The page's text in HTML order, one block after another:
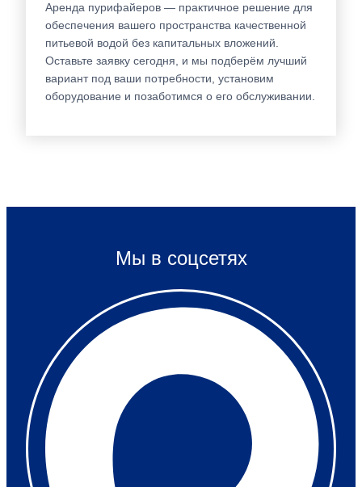
Аренда пурифайеров — практичное решение для
обеспечения вашего пространства качественной
питьевой водой без капитальных вложений.
Оставьте заявку сегодня, и мы подберём лучший
вариант под ваши потребности, установим
оборудование и позаботимся о его обслуживании.
Мы в соцсетях